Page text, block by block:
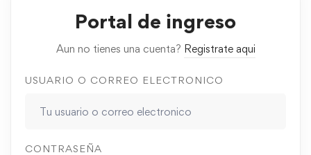
Portal de ingreso
Aun no tienes una cuenta? Registrate aqui
USUARIO O CORREO ELECTRONICO
CONTRASEÑA